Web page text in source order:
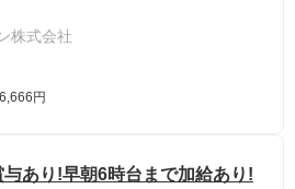
株式会社
円
あり!早朝6時台まで加給あり!